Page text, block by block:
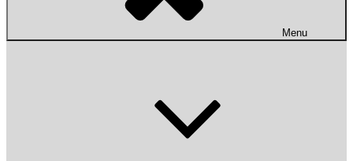
Menu